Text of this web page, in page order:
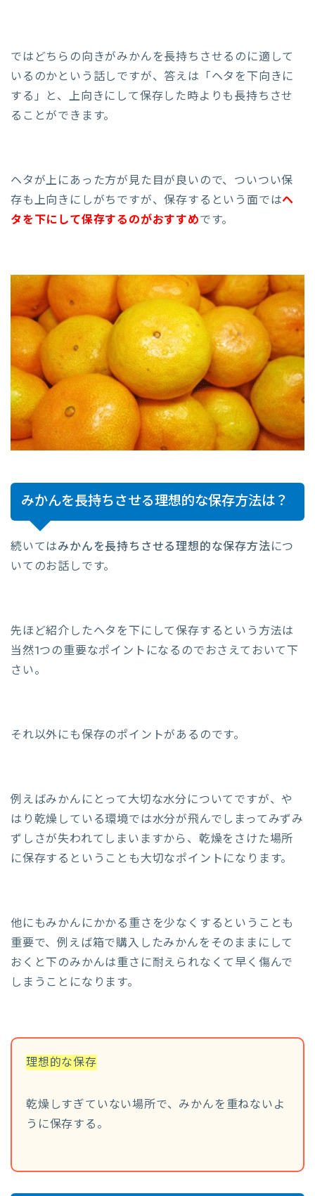
ではどちらの向きがみかんを長持ちさせるのに適して
いるのかという話しですが、答えは「ヘタを下向きに
する」と、上向きにして保存した時よりも長持ちさせ
ることができます。
ヘタが上にあった方が見た目が良いので、ついつい保
存も上向きにしがちですが、保存するという面ではヘ
タを下にして保存するのがおすすめです。
みかんを長持ちさせる理想的な保存方法は？
続いてはみかんを長持ちさせる理想的な保存方法につ
いてのお話しです。
先ほど紹介したヘタを下にして保存するという方法は
当然1つの重要なポイントになるのでおさえておいて下
さい。
それ以外にも保存のポイントがあるのです。
例えばみかんにとって大切な水分についてですが、や
はり乾燥している環境では水分が飛んでしまってみずみ
ずしさが失われてしまいますから、乾燥をさけた場所
に保存するということも大切なポイントになります。
他にもみかんにかかる重さを少なくするということも
重要で、例えば箱で購入したみかんをそのままにして
おくと下のみかんは重さに耐えられなくて早く傷んで
しまうことになります。
理想的な保存
乾燥しすぎていない場所で、みかんを重ねないよ
うに保存する。